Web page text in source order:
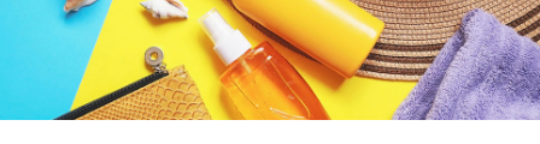
Šminka
Tehnologija